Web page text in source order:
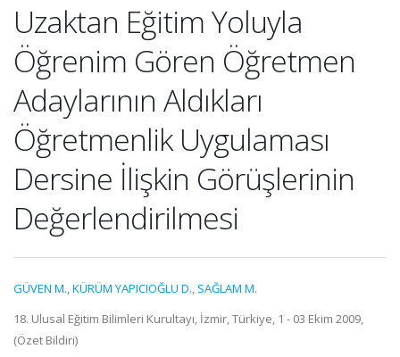
Uzaktan Eğitim Yoluyla
Öğrenim Gören Öğretmen
Adaylarının Aldıkları
Öğretmenlik Uygulaması
Dersine İlişkin Görüşlerinin
Değerlendirilmesi
GÜVEN M.,KÜRÜM YAPICIOĞLU D., SAĞLAM M.
18. Ulusal Eğitim Bilimleri Kurultayı, İzmir, Türkiye, 1 - 03 Ekim 2009,
(Özet Bildiri)